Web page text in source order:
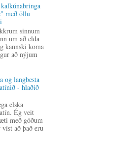
með öllu
sinnum
um að elda
kannski koma
að nýjum
og langbesta
- hlaðið
elska
Ég veit
með góðum
að það eru